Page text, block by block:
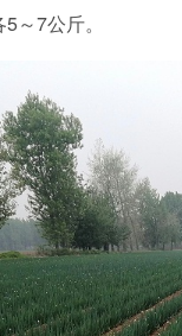
～7公斤。